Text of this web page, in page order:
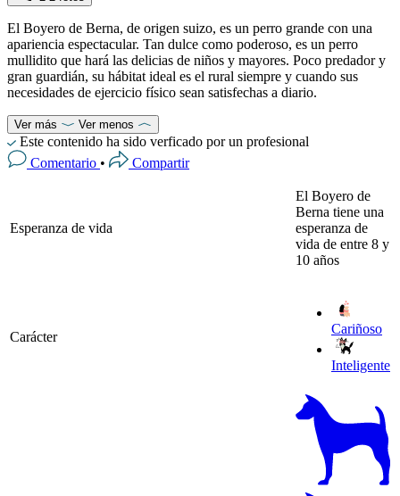
El Boyero de Berna, de origen suizo, es un perro grande con una
apariencia espectacular. Tan dulce como poderoso, es un perro
mullidito que hará las delicias de niños y mayores. Poco predador y
gran guardián, su hábitat ideal es el rural siempre y cuando sus
necesidades de ejercicio físico sean satisfechas a diario.
Ver más Ver menos
Este contenido ha sido verficado por un profesional
Comentario • Compartir
Esperanza de vida
El Boyero de
Berna tiene una
esperanza de
vida de entre 8 y
10 años
Carácter
Cariñoso
Inteligente